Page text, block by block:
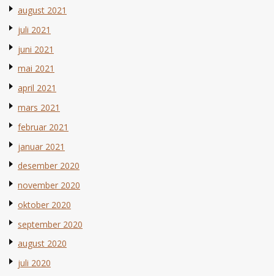
august 2021
juli 2021
juni 2021
mai 2021
april 2021
mars 2021
februar 2021
januar 2021
desember 2020
november 2020
oktober 2020
september 2020
august 2020
juli 2020